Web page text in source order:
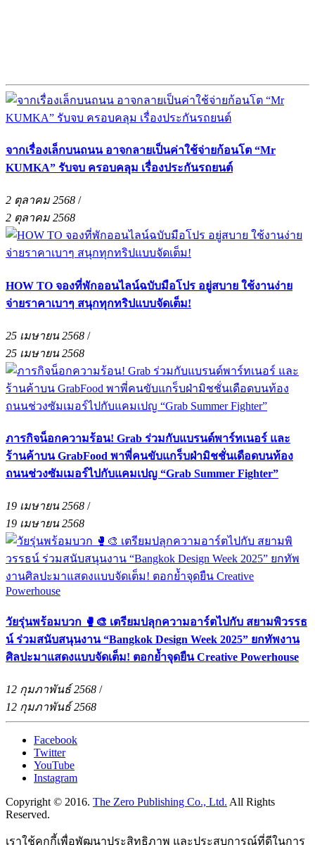
จากเรื่องเล็กบนถนน อาจกลายเป็นค่าใช้จ่ายก้อนโต “Mr
KUMKA” รับจบ ครอบคลุม เรื่องประกันรถยนต์
2 ตุลาคม 2568 /
2 ตุลาคม 2568
HOW TO จองที่พักออนไลน์ฉบับมือโปร อยู่สบาย ใช้งานง่าย
จ่ายราคาเบาๆ สนุกทุกทริปแบบจัดเต็ม!
25 เมษายน 2568 /
25 เมษายน 2568
ภารกิจน็อกความร้อน! Grab ร่วมกับแบรนด์พาร์ทเนอร์ และ
ร้านค้าบน GrabFood พาพี่คนขับแกร็บฝ่ามิชชั่นเดือดบนท้อง
ถนนช่วงซัมเมอร์ไปกับแคมเปญ “Grab Summer Fighter”
19 เมษายน 2568 /
19 เมษายน 2568
วัยรุ่นพร้อมบวก 🥊🎨 เตรียมปลุกความอาร์ตไปกับ สยามพิวรรธ
น์ ร่วมสนับสนุนงาน “Bangkok Design Week 2025” ยกทัพงาน
ศิลปะมาแสดงแบบจัดเต็ม! ตอกย้ำจุดยืน Creative Powerhouse
12 กุมภาพันธ์ 2568 /
12 กุมภาพันธ์ 2568
Facebook
Twitter
YouTube
Instagram
Copyright © 2016. The Zero Publishing Co., Ltd. All Rights
Reserved.
เราใช้คุกกี้เพื่อพัฒนาประสิทธิภาพ และประสบการณ์ที่ดีในการ